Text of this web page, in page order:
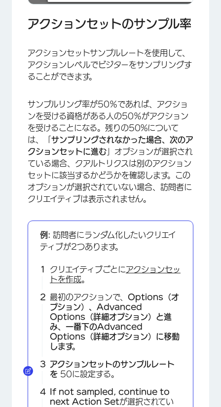
×
アクションセットのサンプル率
アクションセットサンプルレートを使用して、
アクションレベルでビジターをサンプリングす
ることができます。
サンプルリング率が50％であれば、アクショ
ンを受ける資格がある人の50％がアクション
を受けることになる。残りの50%について
は、「 サンプリングされなかった場合、次のア
クションセットに進む 」オプションが選択され
ている場合、クアルトリクスは別のアクション
セットに該当するかどうかを確認します。この
オプションが選択されていない場合、訪問者に
クリエイティブは表示されません。
例: 訪問者にランダム化したいクリエイ
ティブが2つあります。
クリエイティブごとにアクションセッ
トを作成。
最初のアクションで、 Options（オ
プション）、 Advanced
Options（詳細オプション）と進
み、一番下のAdvanced
Options（詳細オプション）に移動
します。
アクションセットのサンプルレート
を 50に設定する。
If not sampled, continue to
next Action Setが選択されてい